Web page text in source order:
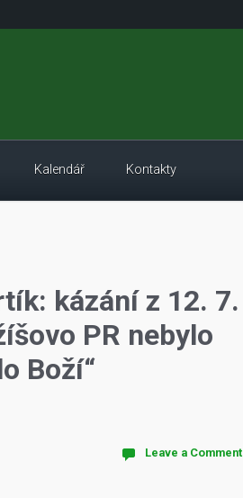
Kalendář Kontakty
kázání z 12. 7.
PR nebylo
Boží“
Leave a Comment